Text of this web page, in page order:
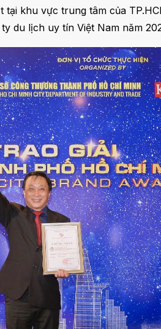
khu vực trung tâm của
du lịch uy tín Việt Nam năm